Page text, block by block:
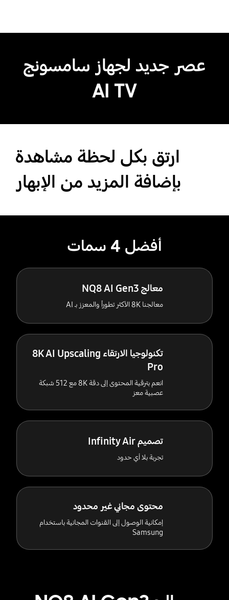
عصر جديد لجهاز سامسونج
AI TV
ارتق بكل لحظة مشاهدة
بإضافة المزيد من الإبهار
أفضل 4 سمات
معالج NQ8 AI Gen3
معالجنا 8K الأكثر تطوراً والمعزز بـ AI
تكنولوجيا الارتقاء 8K AI Upscaling
Pro
انعم بترقية المحتوى إلى دقة 8K مع 512 شبكة
عصبية معز
تصميم Infinity Air
تجربة بلا أي حدود
محتوى مجاني غير محدود
إمكانية الوصول إلى القنوات المجانية باستخدام
Samsung